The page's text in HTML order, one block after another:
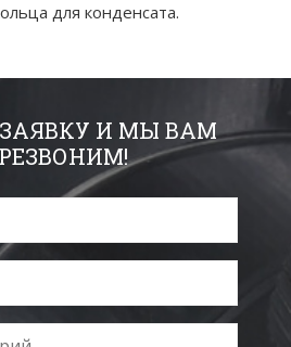
для конденсата.
ЗАЯВКУ И МЫ ВАМ